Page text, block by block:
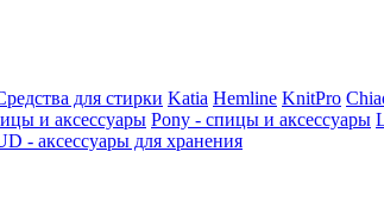
для стирки Katia Hemline KnitPro
и аксессуары Pony - спицы и аксессуары
- аксессуары для хранения